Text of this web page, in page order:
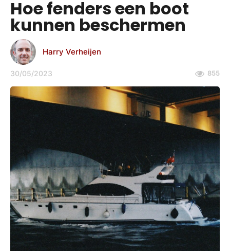
Hoe fenders een boot
kunnen beschermen
Harry Verheijen
30/05/2023 855